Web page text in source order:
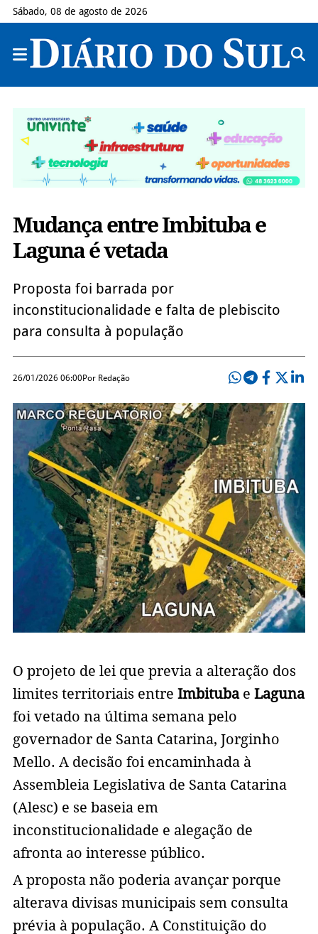
Sábado, 08 de agosto de 2026
Mudança entre Imbituba e
Laguna é vetada
Proposta foi barrada por
inconstitucionalidade e falta de plebiscito
para consulta à população
26/01/2026 06:00Por Redação
O projeto de lei que previa a alteração dos
limites territoriais entre Imbitubae Laguna
foi vetado na última semana pelo
governador de Santa Catarina, Jorginho
Mello. A decisão foi encaminhada à
Assembleia Legislativa de Santa Catarina
(Alesc) e se baseia em
inconstitucionalidade e alegação de
afronta ao interesse público.
A proposta não poderia avançar porque
alterava divisas municipais sem consulta
prévia à população. A Constituição do